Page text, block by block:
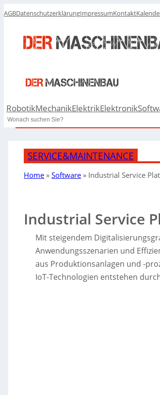
AGBDatenschutzerklärungImpressumKontakt
RobotikMechanikElektrikElektronik
Search
SERVICE&MAINTENANCE
Home »Software » Industrial Service
Industrial Service
Mit steigendem
Anwendungsszenarien und
aus Produktionsanlagen und -
IoT-Technologien entstehen